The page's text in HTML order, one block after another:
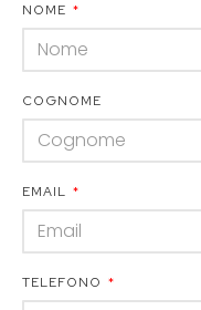
NOME
COGNOME
EMAIL
TELEFONO